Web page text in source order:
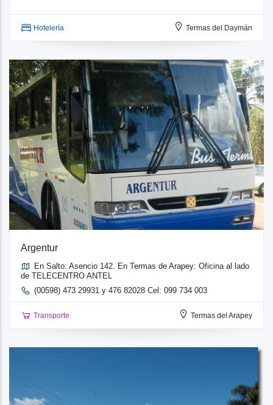
Hotelería Termas del Daymán
Argentur
En Salto: Asencio 142. En Termas de Arapey: Oficina al lado
de TELECENTRO ANTEL
(00598) 473 29931 y 476 82028 Cel: 099 734 003
Transporte Termas del Arapey